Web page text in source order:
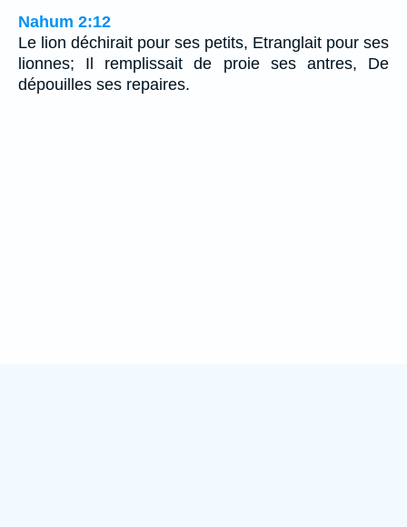
Nahum 2:12
Le lion déchirait pour ses petits, Etranglait pour ses
lionnes; Il remplissait de proie ses antres, De
dépouilles ses repaires.